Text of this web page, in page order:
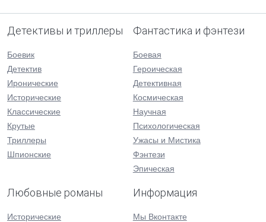
Детективы и триллеры
Боевик
Детектив
Иронические
Исторические
Классические
Крутые
Триллеры
Шпионские
Фантастика и фэнтези
Боевая
Героическая
Детективная
Космическая
Научная
Психологическая
Ужасы и Мистика
Фэнтези
Эпическая
Любовные романы
Исторические
Информация
Мы Вконтакте